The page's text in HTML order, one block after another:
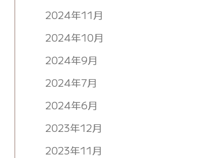
2024年11月
2024年10月
2024年9月
2024年7月
2024年6月
2023年12月
2023年11月